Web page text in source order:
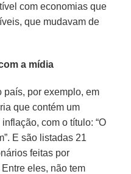
com economias que
que mudavam de
a mídia
país, por exemplo, em
que contém um
com o título: “O
E são listadas 21
feitas por
eles, não tem